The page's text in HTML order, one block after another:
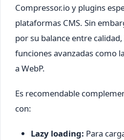
Compressor.io y plugins
plataformas CMS. Sin
por su balance entre
funciones avanzadas como
a WebP.
Es recomendable
con:
Lazy loading: Para